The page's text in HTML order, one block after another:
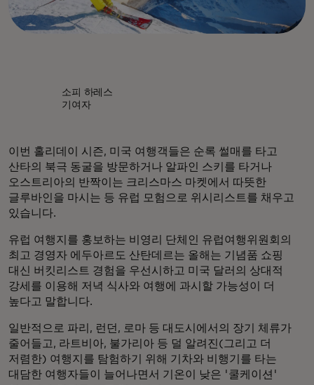
소피 하레스
기여자
이번 홀리데이 시즌, 미국 여행객들은 순록 썰매를 타고
산타의 북극 동굴을 방문하거나 알파인 스키를 타거나
오스트리아의 반짝이는 크리스마스 마켓에서 따뜻한
글루바인을 마시는 등 유럽 모험으로 위시리스트를 채우고
있습니다.
유럽 여행지를 홍보하는 비영리 단체인 유럽여행위원회의
최고 경영자 에두아르도 산탄데르는 올해는 기념품 쇼핑
대신 버킷리스트 경험을 우선시하고 미국 달러의 상대적
강세를 이용해 저녁 식사와 여행에 과시할 가능성이 더
높다고 말합니다.
일반적으로 파리, 런던, 로마 등 대도시에서의 장기 체류가
줄어들고, 라트비아, 불가리아 등 덜 알려진(그리고 더
저렴한) 여행지를 탐험하기 위해 기차와 비행기를 타는
대담한 여행자들이 늘어나면서 기온이 낮은 '쿨케이션'